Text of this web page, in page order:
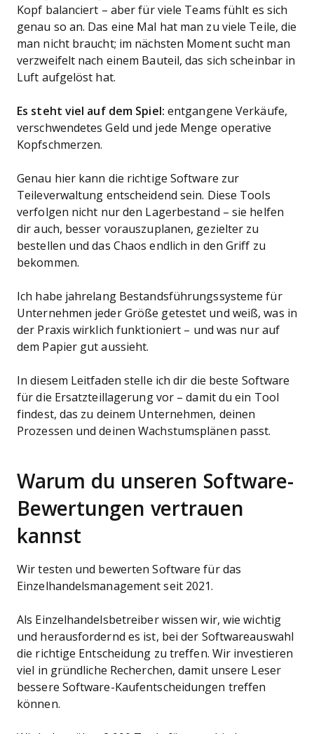
Kopf balanciert – aber für viele Teams fühlt es sich
genau so an. Das eine Mal hat man zu viele Teile, die
man nicht braucht; im nächsten Moment sucht man
verzweifelt nach einem Bauteil, das sich scheinbar in
Luft aufgelöst hat.
Es steht viel auf dem Spiel: entgangene Verkäufe,
verschwendetes Geld und jede Menge operative
Kopfschmerzen.
Genau hier kann die richtige Software zur
Teileverwaltung entscheidend sein. Diese Tools
verfolgen nicht nur den Lagerbestand – sie helfen
dir auch, besser vorauszuplanen, gezielter zu
bestellen und das Chaos endlich in den Griff zu
bekommen.
Ich habe jahrelang Bestandsführungssysteme für
Unternehmen jeder Größe getestet und weiß, was in
der Praxis wirklich funktioniert – und was nur auf
dem Papier gut aussieht.
In diesem Leitfaden stelle ich dir die beste Software
für die Ersatzteillagerung vor – damit du ein Tool
findest, das zu deinem Unternehmen, deinen
Prozessen und deinen Wachstumsplänen passt.
Warum du unseren Software-
Bewertungen vertrauen
kannst
Wir testen und bewerten Software für das
Einzelhandelsmanagement seit 2021.
Als Einzelhandelsbetreiber wissen wir, wie wichtig
und herausfordernd es ist, bei der Softwareauswahl
die richtige Entscheidung zu treffen. Wir investieren
viel in gründliche Recherchen, damit unsere Leser
bessere Software-Kaufentscheidungen treffen
können.